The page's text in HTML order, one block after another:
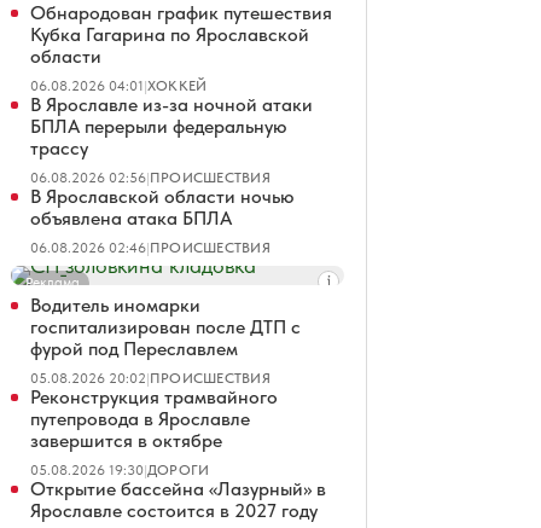
Обнародован график путешествия
Кубка Гагарина по Ярославской
области
06.08.2026 04:01|ХОККЕЙ
В Ярославле из-за ночной атаки
БПЛА перерыли федеральную
трассу
06.08.2026 02:56|ПРОИСШЕСТВИЯ
В Ярославской области ночью
объявлена атака БПЛА
06.08.2026 02:46|ПРОИСШЕСТВИЯ
Реклама
Водитель иномарки
госпитализирован после ДТП с
фурой под Переславлем
05.08.2026 20:02|ПРОИСШЕСТВИЯ
Реконструкция трамвайного
путепровода в Ярославле
завершится в октябре
05.08.2026 19:30|ДОРОГИ
Открытие бассейна «Лазурный» в
Ярославле состоится в 2027 году